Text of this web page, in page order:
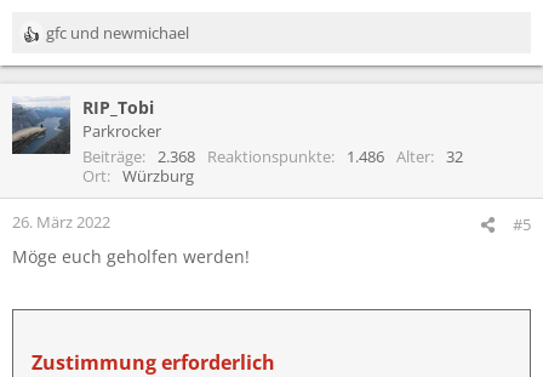
R
e
k
t
i
n
e
:
gfc und newmichael
RIP_Tobi
Parkrocker
Beiträge
2.368 Reaktionspunkte 1.486 Alter
32
Ort
Würzburg
26. März 2022 #5
Möge euch geholfen werden!
Zustimmung erforderlich